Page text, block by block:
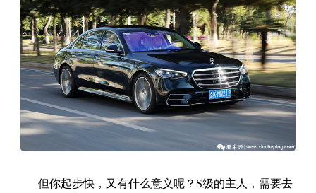
但你起步快，又有什么意义呢？S级的主人，需要去